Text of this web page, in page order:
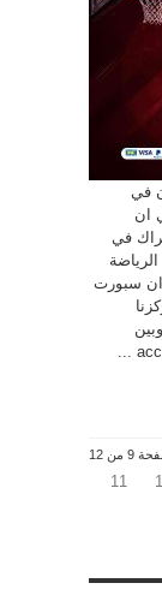
في
ان
في
ان سبورت
9 من 12
11